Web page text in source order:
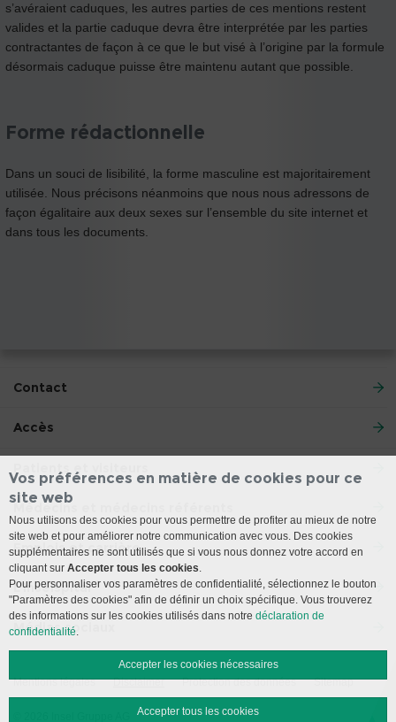
s’avéraient caduques, les autres parties de ces mentions restent
valides et la partie caduque devra être interprétée par les parties
contractantes de façon à ce que le but visé à l’origine par la formule
désormais caduque puisse être maintenu autant que possible.
Forme rédactionnelle
Dans un souci de lisibilité, la forme masculine est majoritairement
utilisée. Nous précisons néanmoins que nous nous adressons de
façon égalitaire aux deux sexes sur l’ensemble du site internet et
dans tous les documents.
Contact
Accès
Patients et visiteurs
Médecins et médecins référents
Emplois et carrière
L’Inselspital
Médias sociaux
Mentions légales Disclaimer Protection des données Sitemap
Vos préférences en matière de cookies pour ce
site web
Nous utilisons des cookies pour vous permettre de profiter au mieux de notre
site web et pour améliorer notre communication avec vous. Des cookies
supplémentaires ne sont utilisés que si vous nous donnez votre accord en
cliquant sur Accepter tous les cookies.
Pour personnaliser vos paramètres de confidentialité, sélectionnez le bouton
"Paramètres des cookies" afin de définir un choix spécifique. Vous trouverez
des informations sur les cookies utilisés dans notre déclaration de
confidentialité.
Accepter les cookies nécessaires
Accepter tous les cookies